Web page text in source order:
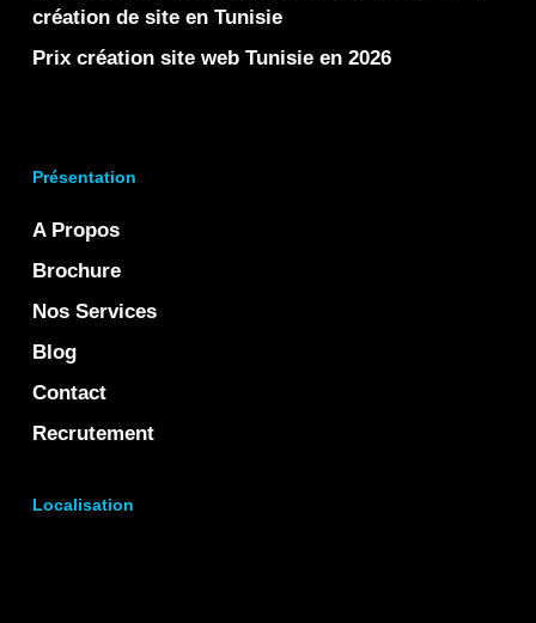
création de site en Tunisie
Prix création site web Tunisie en 2026
Présentation
A Propos
Brochure
Nos Services
Blog
Contact
Recrutement
Localisation